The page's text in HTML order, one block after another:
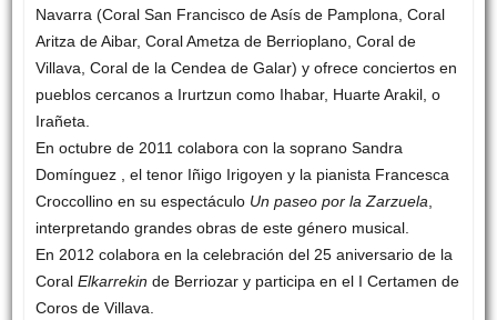
Navarra (Coral San Francisco de Asís de Pamplona, Coral
Aritza de Aibar, Coral Ametza de Berrioplano, Coral de
Villava, Coral de la Cendea de Galar) y ofrece conciertos en
pueblos cercanos a Irurtzun como Ihabar, Huarte Arakil, o
Irañeta.
En octubre de 2011 colabora con la soprano Sandra
Domínguez , el tenor Iñigo Irigoyen y la pianista Francesca
Croccollino en su espectáculo Un paseo por la Zarzuela
interpretando grandes obras de este género musical.
En 2012 colabora en la celebración del 25 aniversario de la
Coral Elkarrekin de Berriozar y participa en el I Certamen de
Coros de Villava.